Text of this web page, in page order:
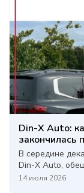
Din-X Auto:
закончилась
В середине
Din-X Auto,
14 июля 2026